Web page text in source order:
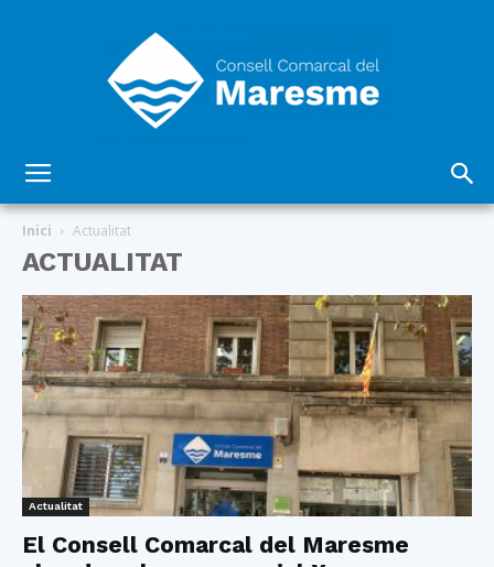
Comarcal
del
Maresme
Inici Actualitat
ACTUALITAT
Actualitat
El Consell Comarcal del Maresme